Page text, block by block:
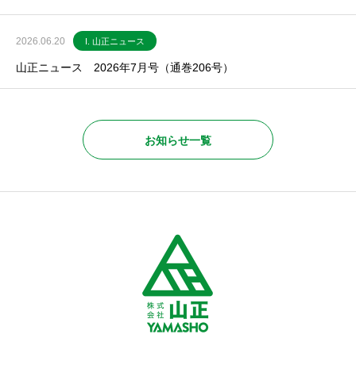
2026.06.20 I. 山正ニュース
山正ニュース 2026年7月号（通巻206号）
お知らせ一覧